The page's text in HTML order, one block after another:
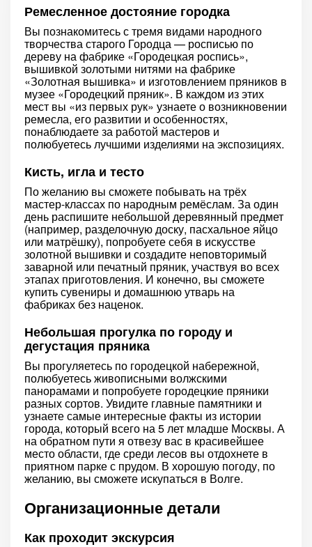
Ремесленное достояние городка
Вы познакомитесь с тремя видами народного
творчества старого Городца — росписью по
дереву на фабрике «Городецкая роспись»,
вышивкой золотыми нитями на фабрике
«Золотная вышивка» и изготовлением пряников в
музее «Городецкий пряник». В каждом из этих
мест вы «из первых рук» узнаете о возникновении
ремесла, его развитии и особенностях,
понаблюдаете за работой мастеров и
полюбуетесь лучшими изделиями на экспозициях.
Кисть, игла и тесто
По желанию вы сможете побывать на трёх
мастер-классах по народным ремёслам. За один
день распишите небольшой деревянный предмет
(например, разделочную доску, пасхальное яйцо
или матрёшку), попробуете себя в искусстве
золотной вышивки и создадите неповторимый
заварной или печатный пряник, участвуя во всех
этапах приготовления. И конечно, вы сможете
купить сувениры и домашнюю утварь на
фабриках без наценок.
Небольшая прогулка по городу и
дегустация пряника
Вы прогуляетесь по городецкой набережной,
полюбуетесь живописными волжскими
панорамами и попробуете городецкие пряники
разных сортов. Увидите главные памятники и
узнаете самые интересные факты из истории
города, который всего на 5 лет младше Москвы. А
на обратном пути я отвезу вас в красивейшее
место области, где среди лесов вы отдохнете в
приятном парке с прудом. В хорошую погоду, по
желанию, вы сможете искупаться в Волге.
Организационные детали
Как проходит экскурсия